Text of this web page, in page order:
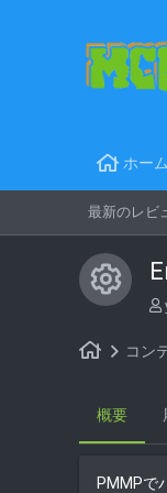
ホーム
最新のレビ
コン
概要
PMMPで